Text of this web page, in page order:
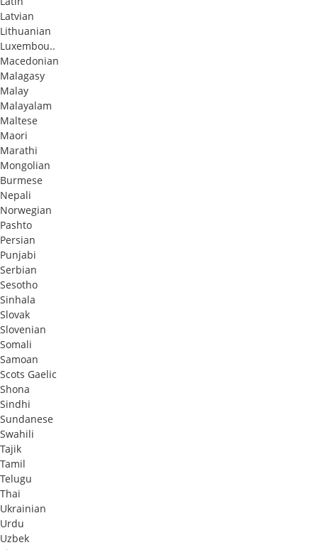
Latvian
Lithuanian
Luxembou..
Macedonian
Malagasy
Malay
Malayalam
Maltese
Maori
Marathi
Mongolian
Burmese
Nepali
Norwegian
Pashto
Persian
Punjabi
Serbian
Sesotho
Sinhala
Slovak
Slovenian
Somali
Samoan
Scots Gaelic
Shona
Sindhi
Sundanese
Swahili
Tajik
Tamil
Telugu
Thai
Ukrainian
Urdu
Uzbek